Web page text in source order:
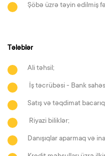
Şöbə üzrə təyin edilmiş
Tələblər
Ali təhsil;
İş təcrübəsi - Bank
Satış və təqdimat
Riyazi biliklər;
Danışıqlar aparmaq və